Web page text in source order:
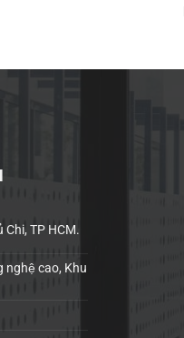
Chi, TP HCM.
nghệ cao, Khu